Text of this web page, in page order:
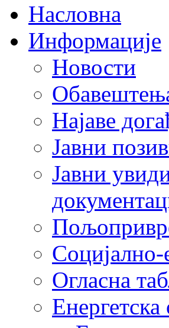
Насловна
Информације
Новости
Најаве
Јавни
Јавни
Социјално-
Огласна
Енергетска